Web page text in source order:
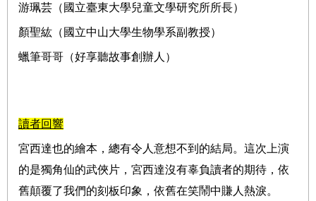
游珮芸（國立臺東大學兒童文學研究所所長）
顏聖紘（國立中山大學生物學系副教授）
蠟筆哥哥（好享聽故事創辦人）
讀者回響
宮西達也的繪本，總有令人意想不到的結局。這次上演
的是獨角仙的武俠片，宮西達沒有辜負讀者的期待，依
舊顛覆了我們的刻板印象，依舊在笑鬧中賺人熱淚。